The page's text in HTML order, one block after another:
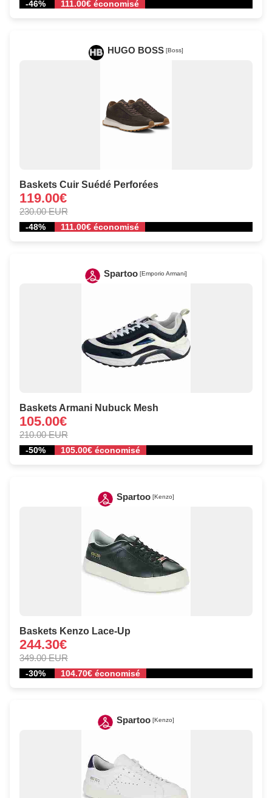
-46% 111.00€ économisé
HUGO BOSS [Boss]
Baskets Cuir Suédé Perforées
119.00€
230.00 EUR
-48% 111.00€ économisé
Spartoo [Emporio Armani]
Baskets Armani Nubuck Mesh
105.00€
210.00 EUR
-50% 105.00€ économisé
Spartoo [Kenzo]
Baskets Kenzo Lace-Up
244.30€
349.00 EUR
-30% 104.70€ économisé
Spartoo [Kenzo]